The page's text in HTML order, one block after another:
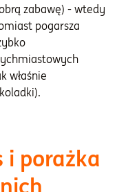
zabawę) - wtedy
pogarsza
właśnie
i porażka